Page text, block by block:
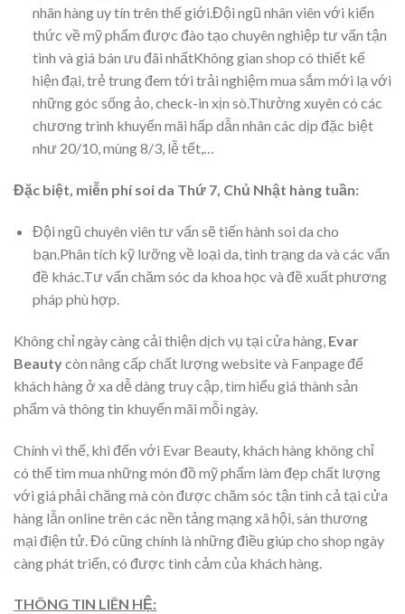
nhãn hàng uy tín trên thế giới.Đội ngũ nhân viên với kiến
thức về mỹ phẩm được đào tạo chuyên nghiệp tư vấn tận
tình và giá bán ưu đãi nhấtKhông gian shop có thiết kế
hiện đại, trẻ trung đem tới trải nghiệm mua sắm mới lạ với
những góc sống ảo, check-in xịn sò.Thường xuyên có các
chương trình khuyến mãi hấp dẫn nhân các dịp đặc biệt
như 20/10, mùng 8/3, lễ tết,…
Đặc biệt, miễn phí soi da Thứ 7, Chủ Nhật hàng tuần:
Đội ngũ chuyên viên tư vấn sẽ tiến hành soi da cho
bạn.Phân tích kỹ lưỡng về loại da, tình trạng da và các vấn
đề khác.Tư vấn chăm sóc da khoa học và đề xuất phương
pháp phù hợp.
Không chỉ ngày càng cải thiện dịch vụ tại cửa hàng, Evar
Beautycòn nâng cấp chất lượng website và Fanpage để
khách hàng ở xa dễ dàng truy cập, tìm hiểu giá thành sản
phẩm và thông tin khuyến mãi mỗi ngày.
Chính vì thế, khi đến với Evar Beauty, khách hàng không chỉ
có thể tìm mua những món đồ mỹ phẩm làm đẹp chất lượng
với giá phải chăng mà còn được chăm sóc tận tình cả tại cửa
hàng lẫn online trên các nền tảng mạng xã hội, sàn thương
mại điện tử. Đó cũng chính là những điều giúp cho shop ngày
càng phát triển, có được tình cảm của khách hàng.
THÔNG TIN LIÊN HỆ: